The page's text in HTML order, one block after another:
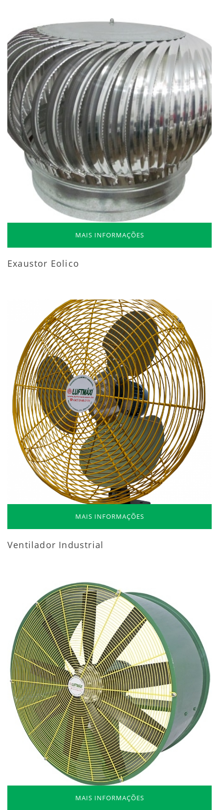
MAIS INFORMAÇÕES
Exaustor Eolico
MAIS INFORMAÇÕES
Ventilador Industrial
MAIS INFORMAÇÕES